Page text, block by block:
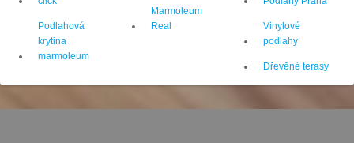
Podlahová
krytina
marmoleum
Marmoleum
Real
Vinylové
podlahy
Dřevěné terasy